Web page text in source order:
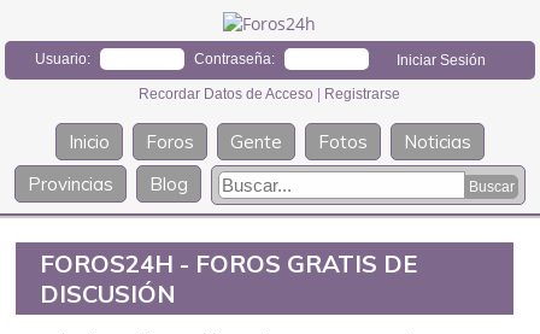
Usuario: Contraseña:
Recordar Datos de Acceso Registrarse
Inicio Foros Gente Fotos
Noticias
Provincias
Blog
FOROS24H - FOROS GRATIS DE
DISCUSIÓN